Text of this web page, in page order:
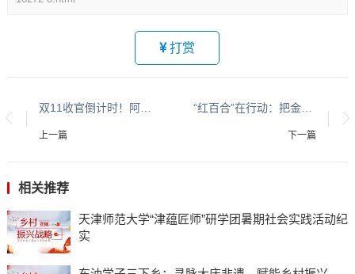
打赏
双11收官倒计时！阿里妈妈万相台AI无界助百万商家质赢全场景爆发
上一篇
“红百合”在行动：把金融服务送到长者与老兵家门口
下一篇
相关推荐
天津师范大学“津蕴匠师”研学团暑期社会实践活动纪
实